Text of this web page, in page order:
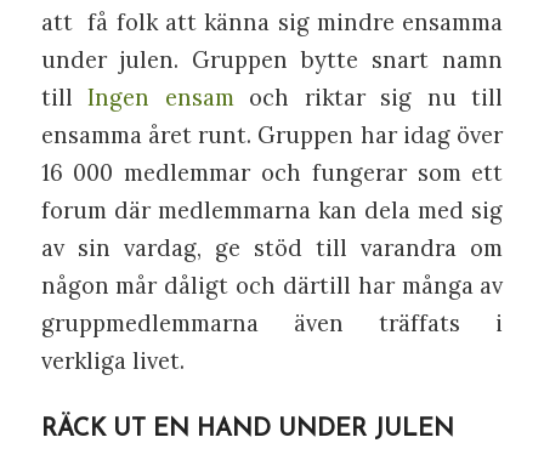
att få folk att känna sig mindre ensamma
under julen. Gruppen bytte snart namn
tillIngen ensam och riktar sig nu till
ensamma året runt. Gruppen har idag över
16 000 medlemmar och fungerar som ett
forum där medlemmarna kan dela med sig
av sin vardag, ge stöd till varandra om
någon mår dåligt och därtill har många av
gruppmedlemmarna även träffats i
verkliga livet.
RÄCK UT EN HAND UNDER JULEN